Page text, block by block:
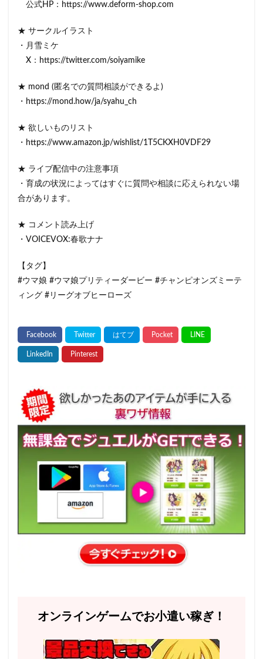
公式HP：https://www.deform-shop.com
★ サークルイラスト
・月雪ミケ
X：https://twitter.com/soiyamike
★ mond (匿名での質問相談ができるよ)
・https://mond.how/ja/syahu_ch
★ 欲しいものリスト
・https://www.amazon.jp/wishlist/1T5CKXH0VDF29
★ ライブ配信中の注意事項
・育成の状況によってはすぐに質問や相談に応えられない場
合があります。
★ コメント読み上げ
・VOICEVOX:春歌ナナ
【タグ】
#ウマ娘 #ウマ娘プリティーダービー #チャンピオンズミーテ
ィング #リーグオブヒーローズ
オンラインゲームでお小遣い稼ぎ！